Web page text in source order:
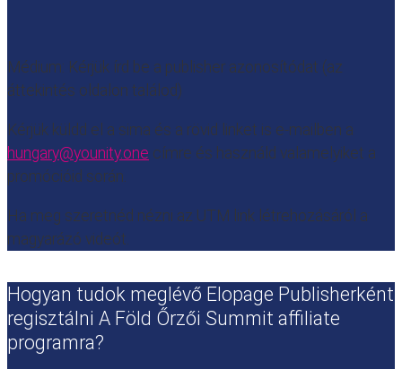
Médium: Kérjük írd be a publisher azonosítódat (az
áttekintés oldalon találod)
Kérjük küldd el a sima és a rövid linket is e-mailben a
hungary@younity.one címre és használd valamelyiket a
promócióid során.
Ha meg szeretnéd nézni az UTM link létrehozásáról a
magyarázó videót.
Hogyan tudok meglévő Elopage Publisherként
regisztálni A Föld Őrzői Summit affiliate
programra?